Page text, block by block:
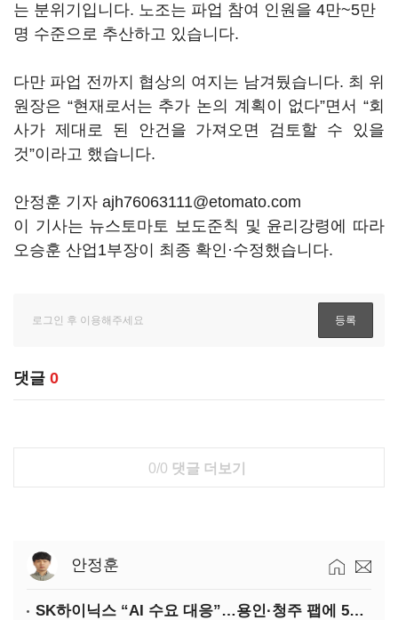
는 분위기입니다. 노조는 파업 참여 인원을 4만~5만
명 수준으로 추산하고 있습니다.
다만 파업 전까지 협상의 여지는 남겨뒀습니다. 최 위
원장은 “현재로서는 추가 논의 계획이 없다”면서 “회
사가 제대로 된 안건을 가져오면 검토할 수 있을
것”이라고 했습니다.
안정훈 기자 ajh76063111@etomato.com
이 기사는 뉴스토마토 보도준칙 및 윤리강령에 따라
오승훈 산업1부장이 최종 확인·수정했습니다.
댓글 0
0/0 댓글 더보기
안정훈
SK하이닉스 “AI 수요 대응”…용인·청주 팹에 54조 투자